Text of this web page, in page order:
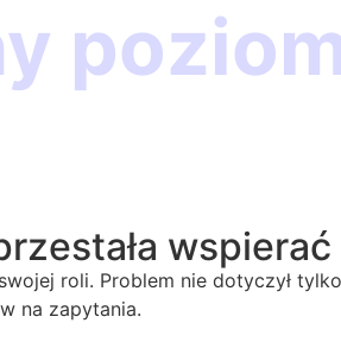
roli. Problem nie dotyczył
na zapytania.